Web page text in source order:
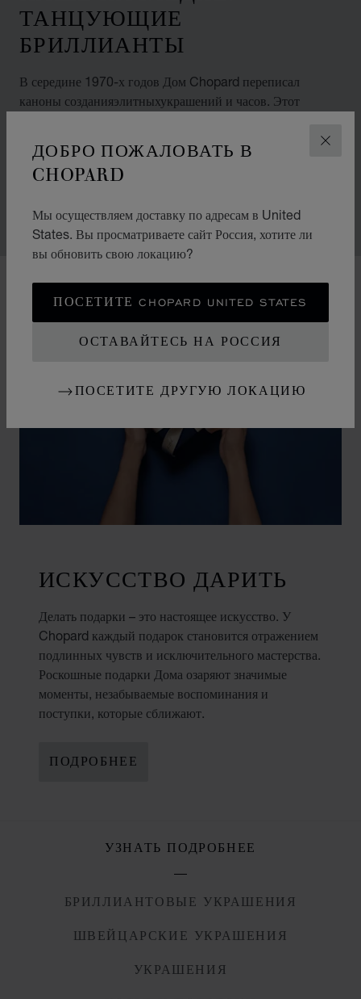
ДОБРО ПОЖАЛОВАТЬ В
CHOPARD
Мы осуществляем доставку по адресам в United
States. Вы просматриваете сайт Россия, хотите ли
вы обновить свою локацию?
ПОСЕТИТЕ CHOPARD UNITED STATES
ОСТАВАЙТЕСЬ НА РОССИЯ
ПОСЕТИТЕ ДРУГУЮ ЛОКАЦИЮ
ТАНЦУЮЩИЕ
БРИЛЛИАНТЫ
В середине 1970-х годов Дом Chopard переписал
каноны созданияэлитныхукрашений и часов. Этот
либерализацией общества и расширением прав и свобод
женщин. Сегодня мы отдаем должное славному
наследию, которое сформировало наш стиль и характер.
ИСКУССТВО ДАРИТЬ
Делать подарки – это настоящее искусство. У
Chopard каждый подарок становится отражением
подлинных чувств и исключительного мастерства.
Роскошные подарки Дома озаряют значимые
моменты, незабываемые воспоминания и
поступки, которые сближают.
ПОДРОБНЕЕ
УЗНАТЬ ПОДРОБНЕЕ
БРИЛЛИАНТОВЫЕ УКРАШЕНИЯ
ШВЕЙЦАРСКИЕ УКРАШЕНИЯ
УКРАШЕНИЯ